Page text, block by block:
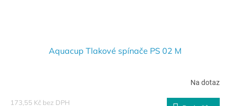
Aquacup Tlakové spínače PS 02 M
Na dotaz
173,55 Kč bez DPH